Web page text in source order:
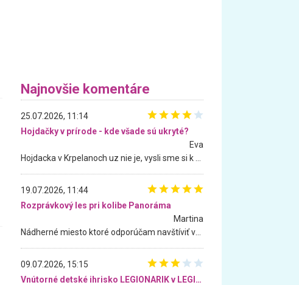
Najnovšie komentáre
25.07.2026, 11:14
Hojdačky v prírode - kde všade sú ukryté?
Eva
19.07.2026, 11:44
Rozprávkový les pri kolibe Panoráma
Martina
09.07.2026, 15:15
Vnútorné detské ihrisko LEGIONARIK v LEGIA Fitness